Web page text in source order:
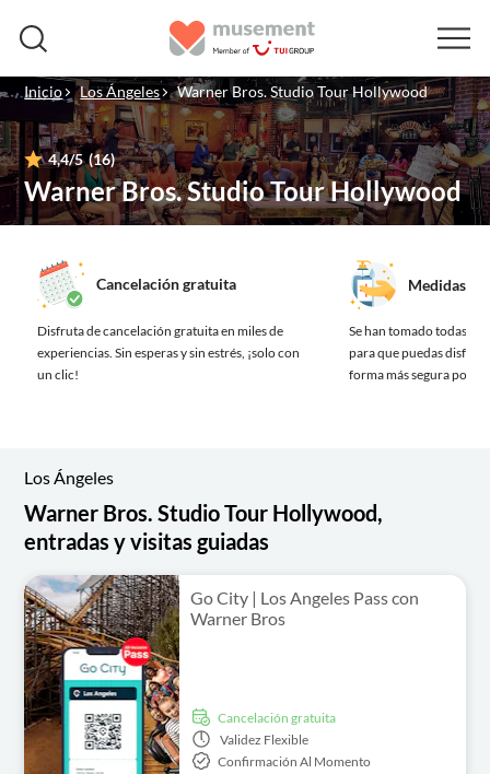
Inicio Los Ángeles Warner Bros. Studio Tour Hollywood
4,4/5 (16)
Warner Bros. Studio Tour Hollywood
Cancelación gratuita
Disfruta de cancelación gratuita en miles de
experiencias. Sin esperas y sin estrés, ¡solo con
un clic!
Medidas
Se han tomado todas
para que puedas
forma más segura
Los Ángeles
Warner Bros. Studio Tour Hollywood,
entradas y visitas guiadas
Go City | Los Angeles Pass con
Warner Bros
cancelación gratuita
Validez Flexible
Confirmación Al Momento